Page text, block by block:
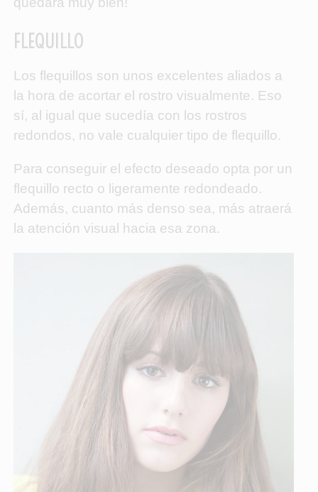
FLEQUILLO
Los flequillos son unos excelentes aliados a
la hora de acortar el rostro visualmente. Eso
sí, al igual que sucedía con los rostros
redondos, no vale cualquier tipo de flequillo.
Para conseguir el efecto deseado opta por un
flequillo recto o ligeramente redondeado.
Además, cuanto más denso sea, más atraerá
la atención visual hacia esa zona.